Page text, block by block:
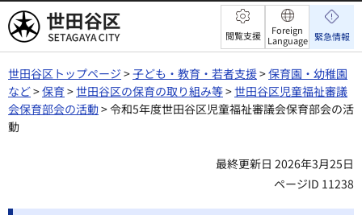
世田谷区 閲覧支援
Foreign
Language 緊急情報
世田谷区トップページ >子ども・教育・若者支援>保育園・幼稚園
など>保育 >世田谷区の保育の取り組み等>世田谷区児童福祉審議
会保育部会の活動> 令和5年度世田谷区児童福祉審議会保育部会の活
動
最終更新日 2026年3月25日
ページID 11238